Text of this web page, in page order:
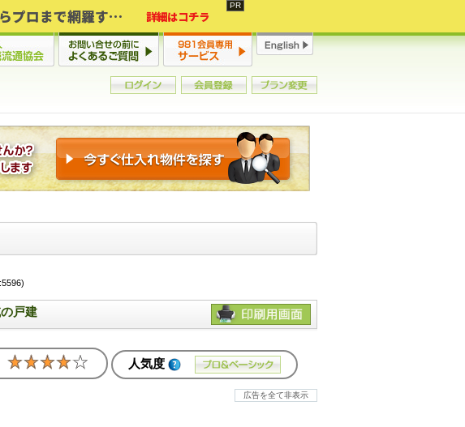
2年連続増加・15年ぶりの大チャンス到来！初心者からプロまで網羅する「競売不動産・超実践投資セミナー」♦神奈川県 横浜 in 神奈川 詳細はコチラ
戸建
人気度
広告を全て非表示